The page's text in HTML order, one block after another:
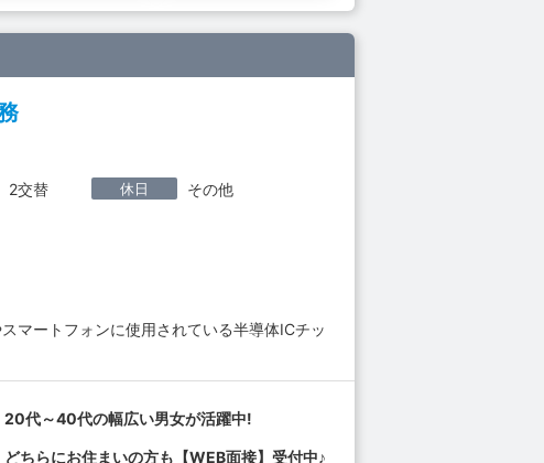
2交替 休日 その他
マートフォンに使用されている半導体ICチッ
20代～40代の幅広い男女が活躍中!
どちらにお住まいの方も【WEB面接】受付中♪